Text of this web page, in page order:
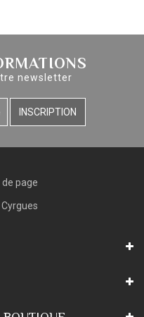
newsletter
INSCRIPTION